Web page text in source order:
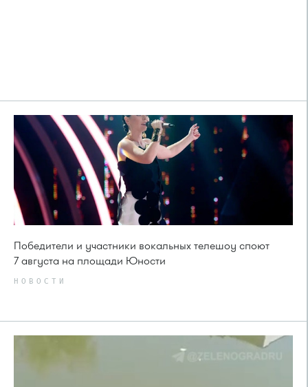
Победители и участники вокальных телешоу споют
7 августа на площади Юности
НОВОСТИ